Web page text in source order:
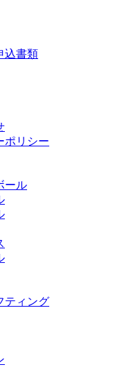
込書類
ポリシー
ール
ティング